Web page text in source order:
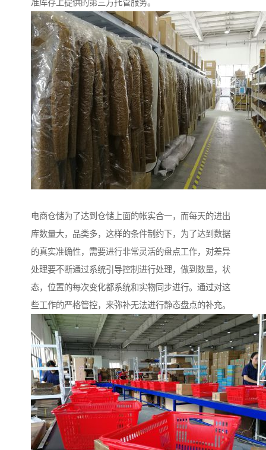
准库存上提供的第三方托管服务。
电商仓储为了达到仓储上面的帐实合一，而每天的进出
库数量大，品类多，这样的条件制约下，为了达到数据
的真实准确性，需要进行非常灵活的盘点工作，对差异
处理要不断通过系统引导控制进行处理，做到数量，状
态，位置的每次变化都系统和实物同步进行。通过对这
些工作的严格管控，来弥补无法进行静态盘点的补充。